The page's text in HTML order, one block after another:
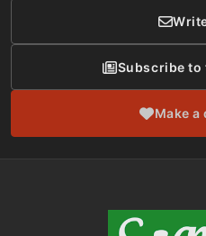
Subscribe to
Make